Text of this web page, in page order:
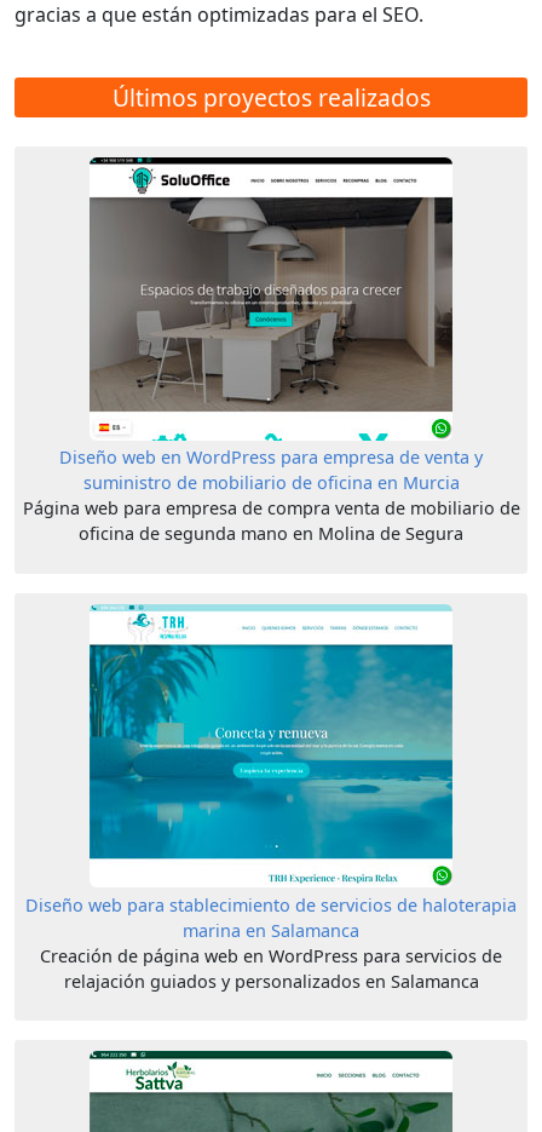
gracias a que están optimizadas para el SEO.
Últimos proyectos realizados
Diseño web en WordPress para empresa de venta y
suministro de mobiliario de oficina en Murcia
Página web para empresa de compra venta de mobiliario de
oficina de segunda mano en Molina de Segura
Diseño web para stablecimiento de servicios de haloterapia
marina en Salamanca
Creación de página web en WordPress para servicios de
relajación guiados y personalizados en Salamanca